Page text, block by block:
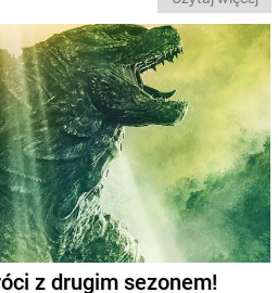
z drugim sezonem!